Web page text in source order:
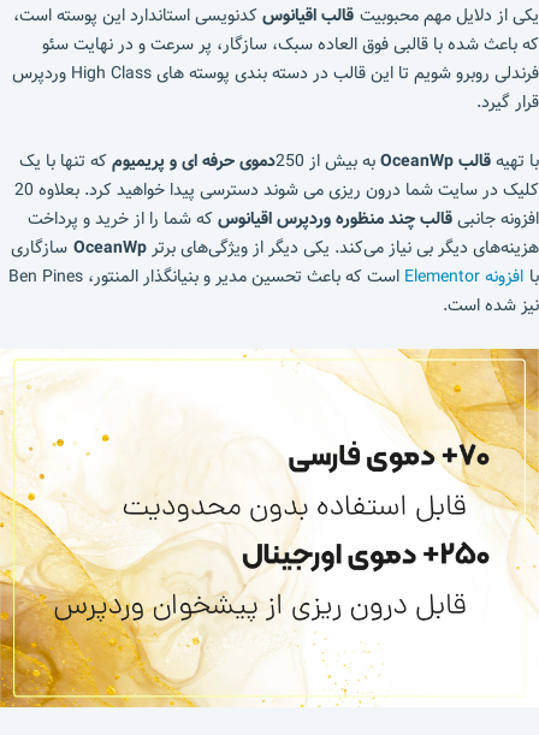
یکی از دلایل مهم محبوبیت قالباقیانوسکدنویسی استاندارد این پوسته است،
که باعث شده با قالبی فوق العاده سبک، سازگار، پر سرعت و در نهایت سئو
فرندلی روبرو شویم تا این قالب در دسته بندی پوسته های High Class وردپرس
قرار گیرد.
با تهیهقالب OceanWp به بیش از 250 دموی حرفه ای و پریمیومکه تنها با یک
کلیک در سایت شما درون ریزی می شوند دسترسی پیدا خواهید کرد. بعلاوه‌ 20
افزونه جانبیقالب چند منظوره وردپرس اقیانوسکه شما را از خرید و پرداخت
هزینه‌های دیگر بی نیاز می‌کند. یکی دیگر از ویژگی‌های برتر OceanWp سازگاری
با افزونه Elementor
است که باعث تحسین مدیر و بنیانگذار المنتور، Ben Pines
نیز شده است.